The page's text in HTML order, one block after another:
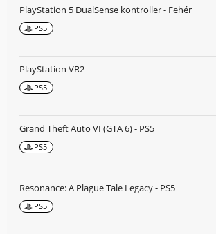
PlayStation 5 DualSense kontroller - Fehér
PS5
PlayStation VR2
PS5
Grand Theft Auto VI (GTA 6) - PS5
PS5
Resonance: A Plague Tale Legacy - PS5
PS5